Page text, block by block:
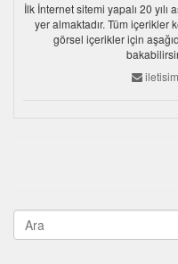
İlk İnternet sitemi yapalı 20 yılı
yer almaktadır. Tüm içerikler
görsel içerikler için